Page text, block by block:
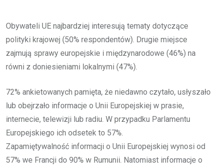
Obywateli UE najbardziej interesują tematy dotyczące
polityki krajowej (50% respondentów). Drugie miejsce
zajmują sprawy europejskie i międzynarodowe (46%) na
równi z doniesieniami lokalnymi (47%).
72% ankietowanych pamięta, że niedawno czytało, usłyszało
lub obejrzało informacje o Unii Europejskiej w prasie,
internecie, telewizji lub radiu. W przypadku Parlamentu
Europejskiego ich odsetek to 57%.
Zapamiętywalność informacji o Unii Europejskiej wynosi od
57% we Francji do 90% w Rumunii. Natomiast informacje o